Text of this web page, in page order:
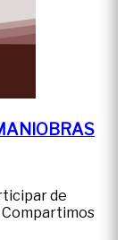
de
Compartimos